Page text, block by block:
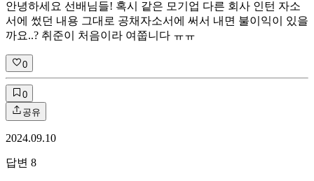
안녕하세요 선배님들! 혹시 같은 모기업 다른 회사 인턴 자소
서에 썼던 내용 그대로 공채자소서에 써서 내면 불이익이 있을
까요..? 취준이 처음이라 여쭙니다 ㅠㅠ
0
0
공유
2024.09.10
답변 8